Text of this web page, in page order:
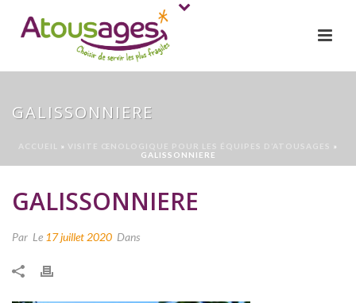
GALISSONNIERE
ACCUEIL » VISITE ŒNOLOGIQUE POUR LES ÉQUIPES D’ATOUSAGES »
GALISSONNIERE
GALISSONNIERE
Par Le 17 juillet 2020 Dans